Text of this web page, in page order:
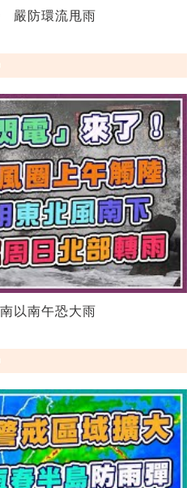
嚴防環流甩雨
以南午恐大雨